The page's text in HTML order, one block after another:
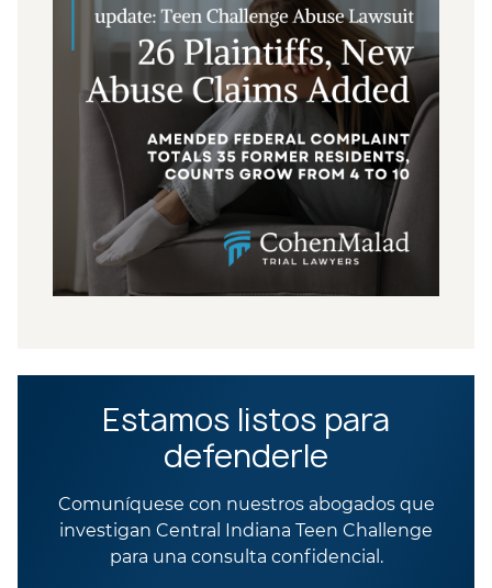
Estamos listos para
defenderle
Comuníquese con nuestros abogados que
investigan Central Indiana Teen Challenge
para una consulta confidencial.